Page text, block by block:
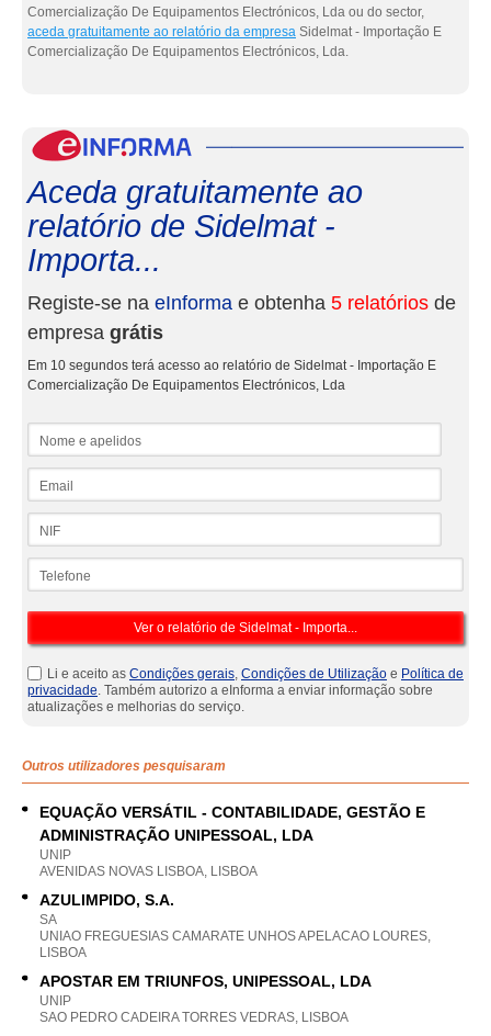
Comercialização De Equipamentos Electrónicos, Lda ou do sector,
aceda gratuitamente ao relatório da empresa Sidelmat - Importação E
Comercialização De Equipamentos Electrónicos, Lda.
Aceda gratuitamente ao
relatório de Sidelmat -
Importa...
Registe-se na eInforma e obtenha 5 relatórios de
empresa grátis
Em 10 segundos terá acesso ao relatório de Sidelmat - Importação E
Comercialização De Equipamentos Electrónicos, Lda
Li e aceito as Condições gerais, Condições de Utilização e Política de
privacidade. Também autorizo a eInforma a enviar informação sobre
atualizações e melhorias do serviço.
Outros utilizadores pesquisaram
EQUAÇÃO VERSÁTIL - CONTABILIDADE, GESTÃO E
ADMINISTRAÇÃO UNIPESSOAL, LDA
UNIP
AVENIDAS NOVAS LISBOA, LISBOA
AZULIMPIDO, S.A.
SA
UNIAO FREGUESIAS CAMARATE UNHOS APELACAO LOURES,
LISBOA
APOSTAR EM TRIUNFOS, UNIPESSOAL, LDA
UNIP
SAO PEDRO CADEIRA TORRES VEDRAS, LISBOA